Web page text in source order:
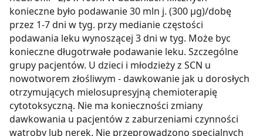
konieczne było podawanie 30 mln j. (300 µg)/dobę
przez 1-7 dni w tyg. przy medianie częstości
podawania leku wynoszącej 3 dni w tyg. Może byc
konieczne długotrwałe podawanie leku. Szczególne
grupy pacjentów. U dzieci i młodzieży z SCN u
nowotworem złośliwym - dawkowanie jak u dorosłych
otrzymujących mielosupresyjną chemioterapię
cytotoksyczną. Nie ma konieczności zmiany
dawkowania u pacjentów z zaburzeniami czynności
wątroby lub nerek. Nie przeprowadzono specjalnych